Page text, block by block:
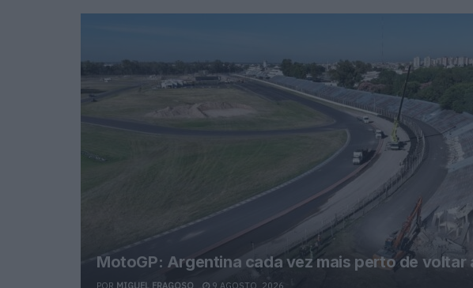
MotoGP: Argentina cada vez mais perto de voltar
POR MIGUEL FRAGOSO 9 AGOSTO, 2026